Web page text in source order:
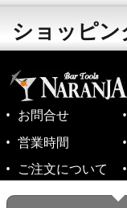
ショッピ
お問合せ
営業時間
ご注文について
©1999-2026